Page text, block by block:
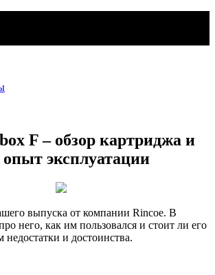
F – обзор картриджа и
эксплуатации
выпуска от компании Rincoe. В
него, как им пользовался и стоит ли его
и достоинства.